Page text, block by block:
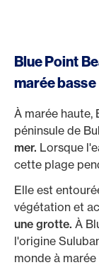
Blue Point
marée basse
À marée haute,
péninsule de
mer. Lorsque
cette plage
Elle est
végétation et
une grotte. À
l'origine
monde à